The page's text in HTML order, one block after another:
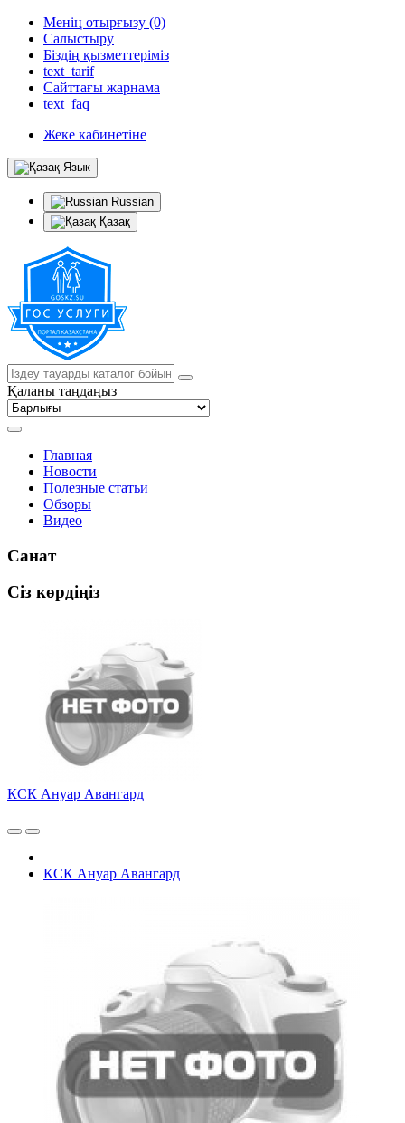
Менің отырғызу (0)
Салыстыру
Біздің қызметтеріміз
text_tarif
Сайттағы жарнама
text_faq
Жеке кабинетіне
Язык
Russian
Қазақ
Қаланы таңдаңыз
Главная
Новости
Полезные статьи
Обзоры
Видео
Санат
Сіз көрдіңіз
КСК Ануар Авангард
КСК Ануар Авангард